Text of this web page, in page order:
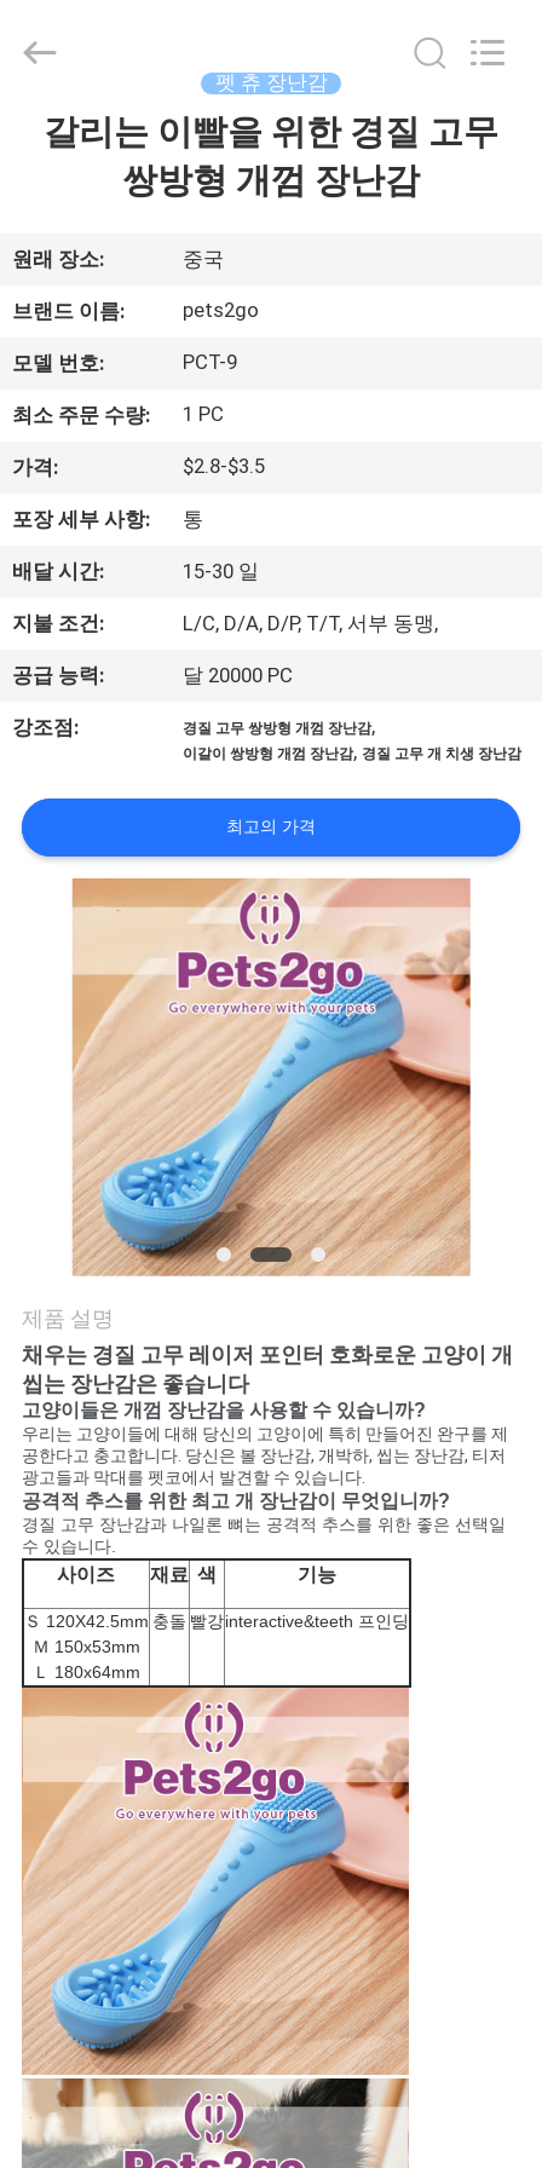
품
우
리
여
공
장
행
을
요
구
하
세
요
BLOG/NEWS
이
맵
PRIVACY
POLICY
2020
Trading
펫 츄 장난감
갈리는 이빨을 위한 경질 고무
쌍방형 개껌 장난감
원래 장소: 중국
브랜드 이름: pets2go
모델 번호: PCT-9
최소 주문 수량: 1 PC
가격: $2.8-$3.5
포장 세부 사항: 통
배달 시간: 15-30 일
지불 조건: L/C, D/A, D/P, T/T, 서부 동맹,
공급 능력: 달 20000 PC
강조점: 경질 고무 쌍방형 개껌 장난감,
이갈이 쌍방형 개껌 장난감, 경질 고무 개 치생 장난감
최고의 가격
제품 설명
채우는 경질 고무 레이저 포인터 호화로운 고양이 개
씹는 장난감은 좋습니다
고양이들은 개껌 장난감을 사용할 수 있습니까?
우리는 고양이들에 대해 당신의 고양이에 특히 만들어진 완구를 제
공한다고 충고합니다. 당신은 볼 장난감, 개박하, 씹는 장난감, 티저
광고들과 막대를 펫코에서 발견할 수 있습니다.
공격적 추스를 위한 최고 개 장난감이 무엇입니까?
경질 고무 장난감과 나일론 뼈는 공격적 추스를 위한 좋은 선택일
수 있습니다.
사이즈 재료 색 기능
Ｓ 120X42.5mm
Ｍ 150x53mm
Ｌ 180x64mm
충돌 빨강interactive&teeth 프인딩